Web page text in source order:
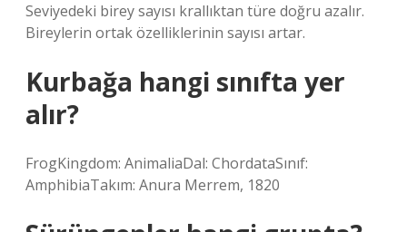
Seviyedeki birey sayısı krallıktan türe doğru azalır.
Bireylerin ortak özelliklerinin sayısı artar.
Kurbağa hangi sınıfta yer
alır?
FrogKingdom: AnimaliaDal: ChordataSınıf:
AmphibiaTakım: Anura Merrem, 1820